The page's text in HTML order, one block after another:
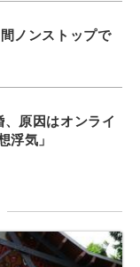
ノンストップで
原因はオンライ
浮気」